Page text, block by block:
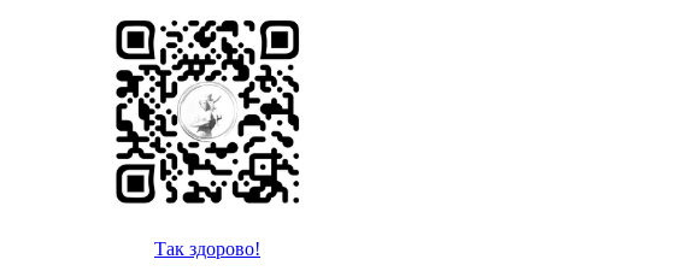
Так здорово!